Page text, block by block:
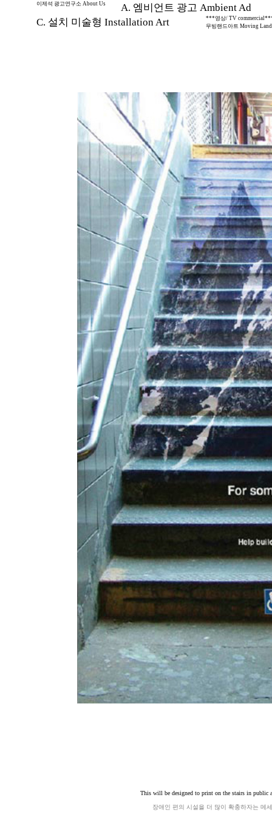
이제석 광고연구소 About Us
A. 엠비언트 광고 Ambient Ad
C. 설치 미술형 Installation Art
***영상/ TV
무빙랜드아트 Moving
This will be designed to print on the stairs in public
장애인 편의 시설을 더 많이 확충하자는 메